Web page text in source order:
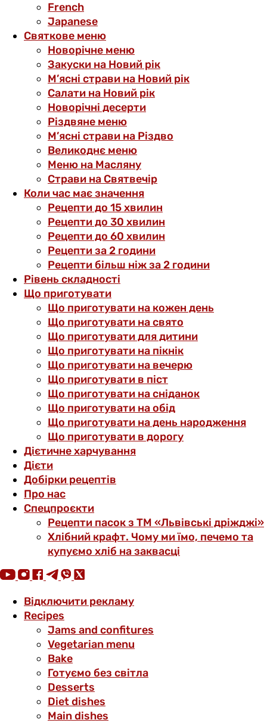
French
Japanese
Святкове меню
Новорічне меню
Закуски на Новий рік
М’ясні страви на Новий рік
Салати на Новий рік
Новорічні десерти
Різдвяне меню
М’ясні страви на Різдво
Великоднє меню
Меню на Масляну
Страви на Святвечір
Коли час має значення
Рецепти до 15 хвилин
Рецепти до 30 хвилин
Рецепти до 60 хвилин
Рецепти за 2 години
Рецепти більш ніж за 2 години
Рівень складності
Що приготувати
Що приготувати на кожен день
Що приготувати на свято
Що приготувати для дитини
Що приготувати на пікнік
Що приготувати на вечерю
Що приготувати в піст
Що приготувати на сніданок
Що приготувати на обід
Що приготувати на день народження
Що приготувати в дорогу
Дієтичне харчування
Дієти
Добірки рецептів
Про нас
Спецпроєкти
Рецепти пасок з ТМ «Львівські дріжджі»
Хлібний крафт. Чому ми їмо, печемо та
купуємо хліб на заквасці
Відключити рекламу
Recipes
Jams and confitures
Vegetarian menu
Bake
Готуємо без світла
Desserts
Diet dishes
Main dishes